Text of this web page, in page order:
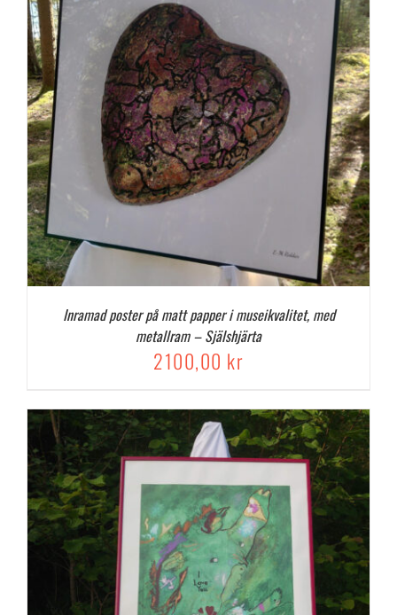
Inramad poster på matt papper i museikvalitet, med
metallram – Själshjärta
2100,00 kr